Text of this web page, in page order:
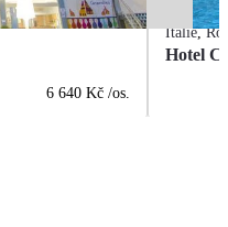
6 640 Kč /os.
Itálie,
Hotel